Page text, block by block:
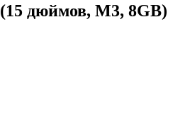
дюймов, M3, 8GB)